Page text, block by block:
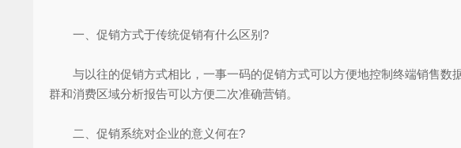
一、促销方式于传统促销有什么区别?
与以往的促销方式相比，一事一码的促销方式可以方便地控制终端销售数
群和消费区域分析报告可以方便二次准确营销。
二、促销系统对企业的意义何在?